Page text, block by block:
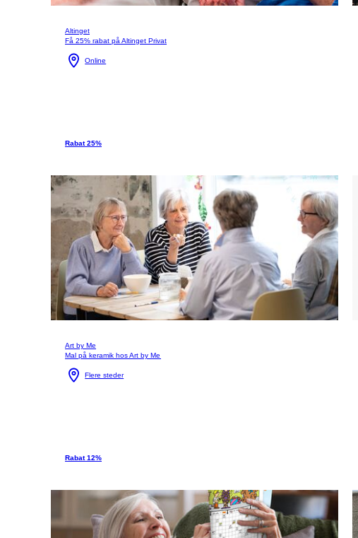
Altinget
Få 25% rabat på Altinget Privat
Online
Rabat 25%
Art by Me
Mal på keramik hos Art by Me
Flere steder
Rabat 12%